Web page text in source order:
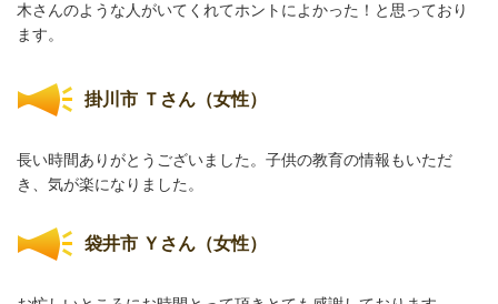
木さんのような人がいてくれてホントによかった！と思っており
ます。
掛川市 Ｔさん（女性）
長い時間ありがとうございました。子供の教育の情報もいただ
き、気が楽になりました。
袋井市 Ｙさん（女性）